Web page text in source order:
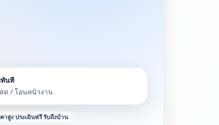
นที
ด / โอนหน้างาน
สูง ประเมินฟรี รับถึงบ้าน